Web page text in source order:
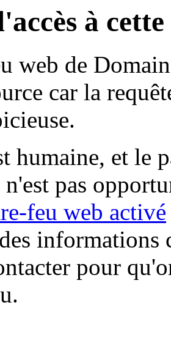
à
web de
car la
humaine, et le
pas
feu web activé
informations
pour